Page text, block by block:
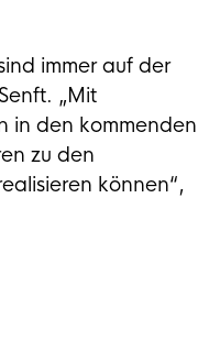
immer auf der
„Mit
in den kommenden
zu den
können“,